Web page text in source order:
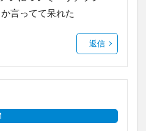
言ってて呆れた
返信